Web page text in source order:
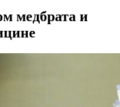
медбрата и